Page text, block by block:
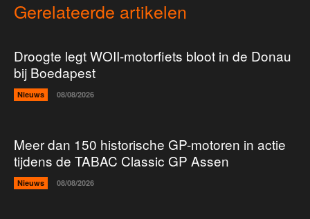
Gerelateerde artikelen
Droogte legt WOII-motorfiets bloot in de Donau
bij Boedapest
Nieuws 08/08/2026
Meer dan 150 historische GP-motoren in actie
tijdens de TABAC Classic GP Assen
Nieuws 08/08/2026